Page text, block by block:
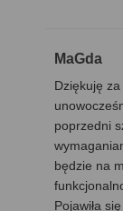
MaGda
Dziękuję
poprzedni
będzie na
Pojawiła